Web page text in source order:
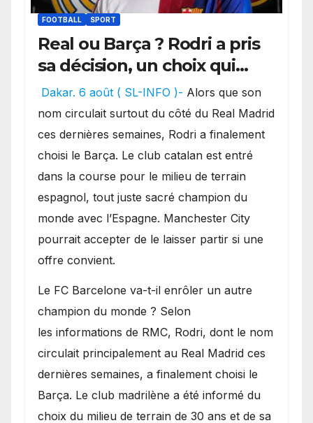
FOOTBALL SPORT
Real ou Barça ? Rodri a pris
sa décision, un choix qui
pourrait faire grand bruit
sur le marché des
transferts.
Dakar. 6 août ( SL-INFO )- Alors que son
nom circulait surtout du côté du Real Madrid
ces dernières semaines, Rodri a finalement
choisi le Barça. Le club catalan est entré
dans la course pour le milieu de terrain
espagnol, tout juste sacré champion du
monde avec l’Espagne. Manchester City
pourrait accepter de le laisser partir si une
offre convient.
​Le FC Barcelone va-t-il enrôler un autre
champion du monde ? Selon
les informations de RMC, Rodri, dont le nom
circulait principalement au Real Madrid ces
dernières semaines, a finalement choisi le
Barça. Le club madrilène a été informé du
choix du milieu de terrain de 30 ans et de sa